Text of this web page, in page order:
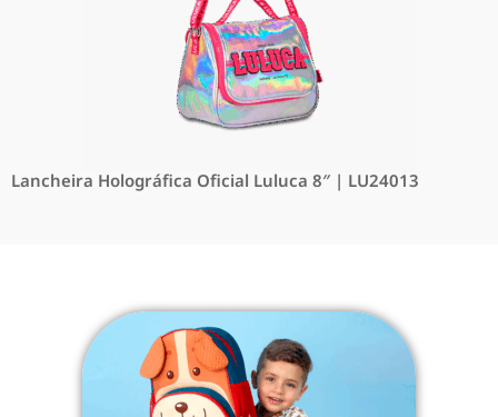
Lancheira Holográfica Oficial Luluca 8″ | LU24013